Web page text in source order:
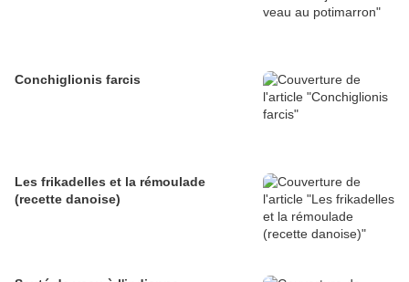
Conchiglionis farcis
Les frikadelles et la rémoulade
(recette danoise)